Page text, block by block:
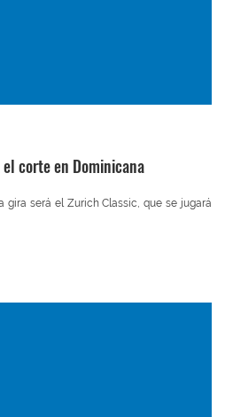
corte en Dominicana
gira será el Zurich Classic, que se jugará